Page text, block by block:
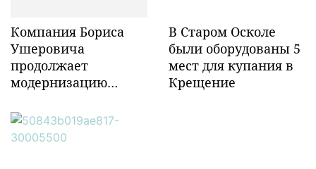
Компания Бориса
Ушеровича
продолжает
модернизацию
инфраструктуры в
Забайкалье
В Старом Осколе
были оборудованы 5
мест для купания в
Крещение